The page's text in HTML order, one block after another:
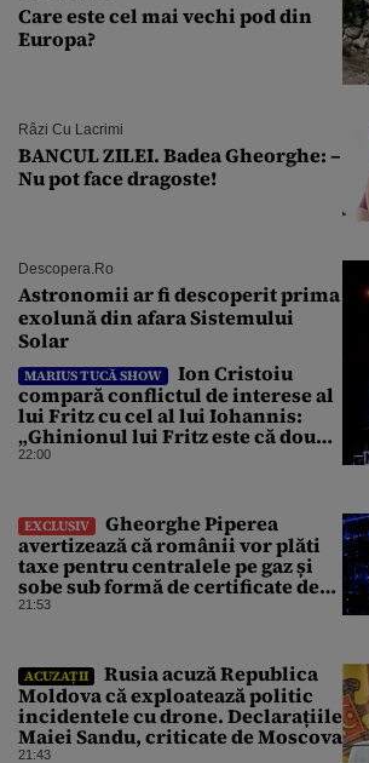
Care este cel mai vechi pod din
Europa?
Râzi Cu Lacrimi
BANCUL ZILEI. Badea Gheorghe: –
Nu pot face dragoste!
Descopera.ro
Astronomii ar fi descoperit prima
exolună din afara Sistemului
Solar
MARIUS TUCĂ SHOW
Ion Cristoiu
compară conflictul de interese al
lui Fritz cu cel al lui Iohannis:
„Ghinionul lui Fritz este că două
instanțe l-au declarat
22:00
EXCLUSIV
Gheorghe Piperea
avertizează că românii vor plăti
taxe pentru centralele pe gaz și
sobe sub formă de certificate de
CO2
21:53
ACUZAȚII
Rusia acuză Republica
Moldova că exploatează politic
incidentele cu drone. Declarațiile
Maiei Sandu, criticate de Moscova
21:43